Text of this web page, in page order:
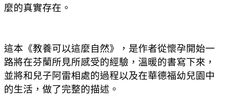
麼的真實存在。
這本《教養可以這麼自然》
，是作者從懷孕開始一
路將在芬蘭所見所感受的經驗 ，溫暖的書寫下來 ，
並將和兒子阿雷相處的過程以及在華德福幼兒園中
的生活 ，做了完整的描述。